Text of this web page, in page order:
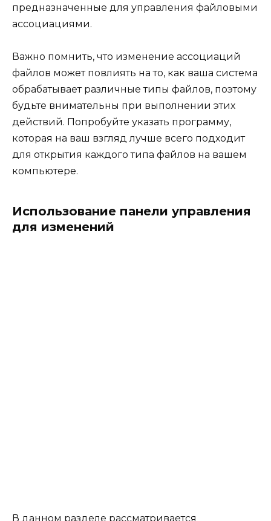
предназначенные для управления файловыми
ассоциациями.
Важно помнить, что изменение ассоциаций
файлов может повлиять на то, как ваша система
обрабатывает различные типы файлов, поэтому
будьте внимательны при выполнении этих
действий. Попробуйте указать программу,
которая на ваш взгляд лучше всего подходит
для открытия каждого типа файлов на вашем
компьютере.
Использование панели управления
для изменений
В данном разделе рассматривается